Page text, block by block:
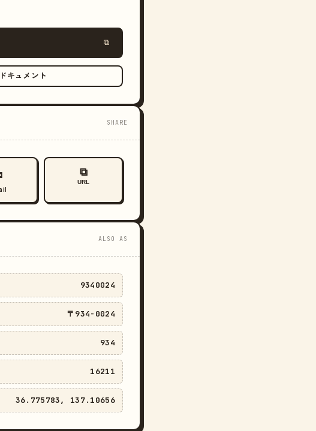
⧉
キュメント
SHARE
⧉
URL
ALSO AS
9340024
〒934-0024
934
16211
36.775783, 137.10656